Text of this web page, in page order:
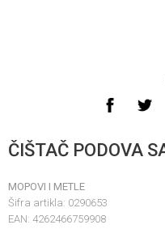
ČIŠTAČ PODOVA
MOPOVI I METLE
Šifra artikla: 0290653
EAN: 4262466759908